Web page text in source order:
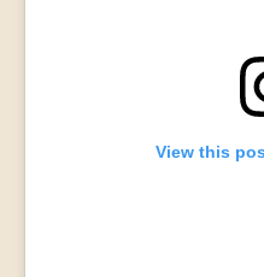
View this